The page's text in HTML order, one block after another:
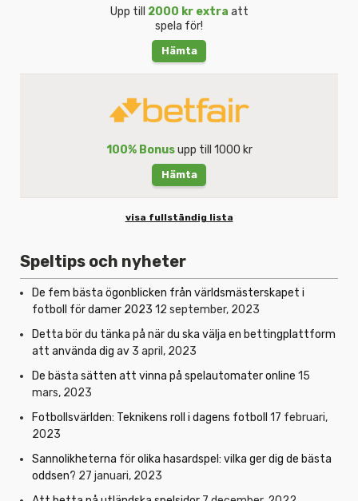
Upp till 2000 kr extra att
spela för!
Hämta
100% Bonusupp till 1000 kr
Hämta
visa fullständig lista
Speltips och nyheter
De fem bästa ögonblicken från världsmästerskapet i
fotboll för damer 2023 12 september, 2023
Detta bör du tänka på när du ska välja en bettingplattform
att använda dig av 3 april, 2023
De bästa sätten att vinna på spelautomater online 15
mars, 2023
Fotbollsvärlden: Teknikens roll i dagens fotboll 17 februari,
2023
Sannolikheterna för olika hasardspel: vilka ger dig de bästa
oddsen? 27 januari, 2023